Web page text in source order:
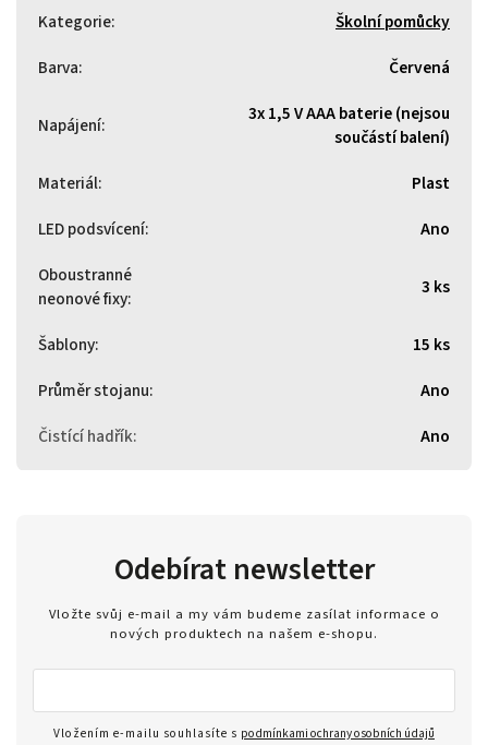
Kategorie:
Školní pomůcky
Barva: Červená
Napájení:
3x 1,5 V AAA baterie (nejsou
součástí balení)
Materiál:
Plast
LED podsvícení:
Ano
Oboustranné
neonové fixy: 3 ks
Šablony:
15 ks
Průměr stojanu:
Ano
Čistící hadřík: Ano
Odebírat newsletter
Vložte svůj e-mail a my vám budeme zasílat informace o
nových produktech na našem e-shopu.
Vložením e-mailu souhlasíte s podmínkami ochrany osobních údajů